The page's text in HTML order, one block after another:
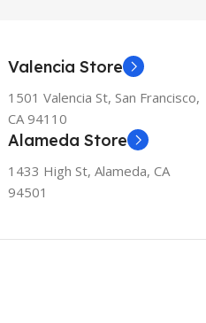
Valencia Store
1501 Valencia St, San Francisco,
CA 94110
Alameda Store
1433 High St, Alameda, CA
94501